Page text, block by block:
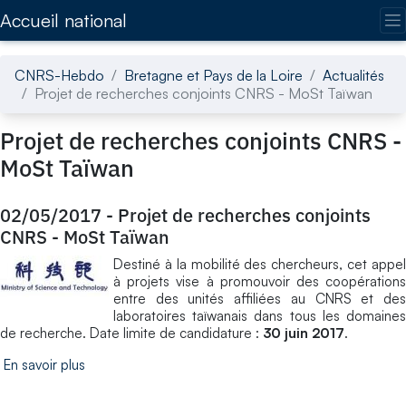
Accueil national
CNRS-Hebdo Bretagne et Pays de la Loire
Actualités
Projet de recherches conjoints CNRS - MoSt Taïwan
Projet de recherches conjoints CNRS -
MoSt Taïwan
02/05/2017 - Projet de recherches conjoints
CNRS - MoSt Taïwan
Destiné à la mobilité des chercheurs, cet appel
à projets vise à promouvoir des coopérations
entre des unités affiliées au CNRS et des
laboratoires taïwanais dans tous les domaines
de recherche. Date limite de candidature : 30 juin 2017.
En savoir plus